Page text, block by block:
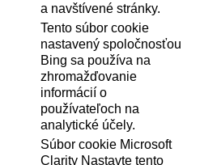
a navštívené stránky.
Tento súbor cookie
nastavený spoločnosťou
Bing sa používa na
zhromažďovanie
informácií o
používateľoch na
analytické účely.
Súbor cookie Microsoft
Clarity Nastavte tento